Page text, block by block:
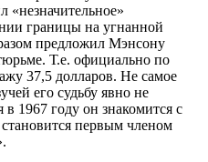
«незначительное»
границы на угнанной
предложил Мэнсону
Т.е. официально по
37,5 долларов. Не самое
его судьбу явно не
1967 году он знакомится с
первым членом